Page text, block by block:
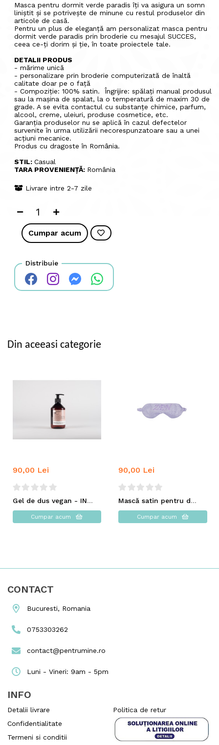
Masca pentru dormit verde paradis îți va asigura un somn
liniștit și se potrivește de minune cu restul produselor din
articole de casă.
Pentru un plus de eleganță am personalizat masca pentru
dormit verde paradis prin broderie cu mesajul SUCCES,
ceea ce-ți dorim și ție, în toate proiectele tale.
DETALII PRODUS
- mărime unică
- personalizare prin broderie computerizată de înaltă
calitate doar pe o față
- Compoziție: 100% satin. Îngrijire: spălați manual produsul
sau la mașina de spalat, la o temperatură de maxim 30 de
grade. A se evita contactul cu substanțe chimice, parfum,
alcool, creme, uleiuri, produse cosmetice, etc.
Garanția produselor nu se aplică în cazul defectelor
survenite în urma utilizării necorespunzatoare sau a unei
acțiuni mecanice.
Produs cu dragoste în România.
STIL: Casual
TARA PROVENIENȚĂ: România
Livrare intre 2-7 zile
Cumpar acum
Distribuie
Din aceeasi categorie
90,00 Lei
Gel de dus vegan - INSIGHT
Cumpar acum
90,00 Lei
Mască satin pentru dormit LILA ROYAL - ZEN
Cumpar acum
CONTACT
Bucuresti, Romania
0753303262
contact@pentrumine.ro
Luni - Vineri: 9am - 5pm
INFO
Detalii livrare
Confidentialitate
Termeni si conditii
Politica de retur